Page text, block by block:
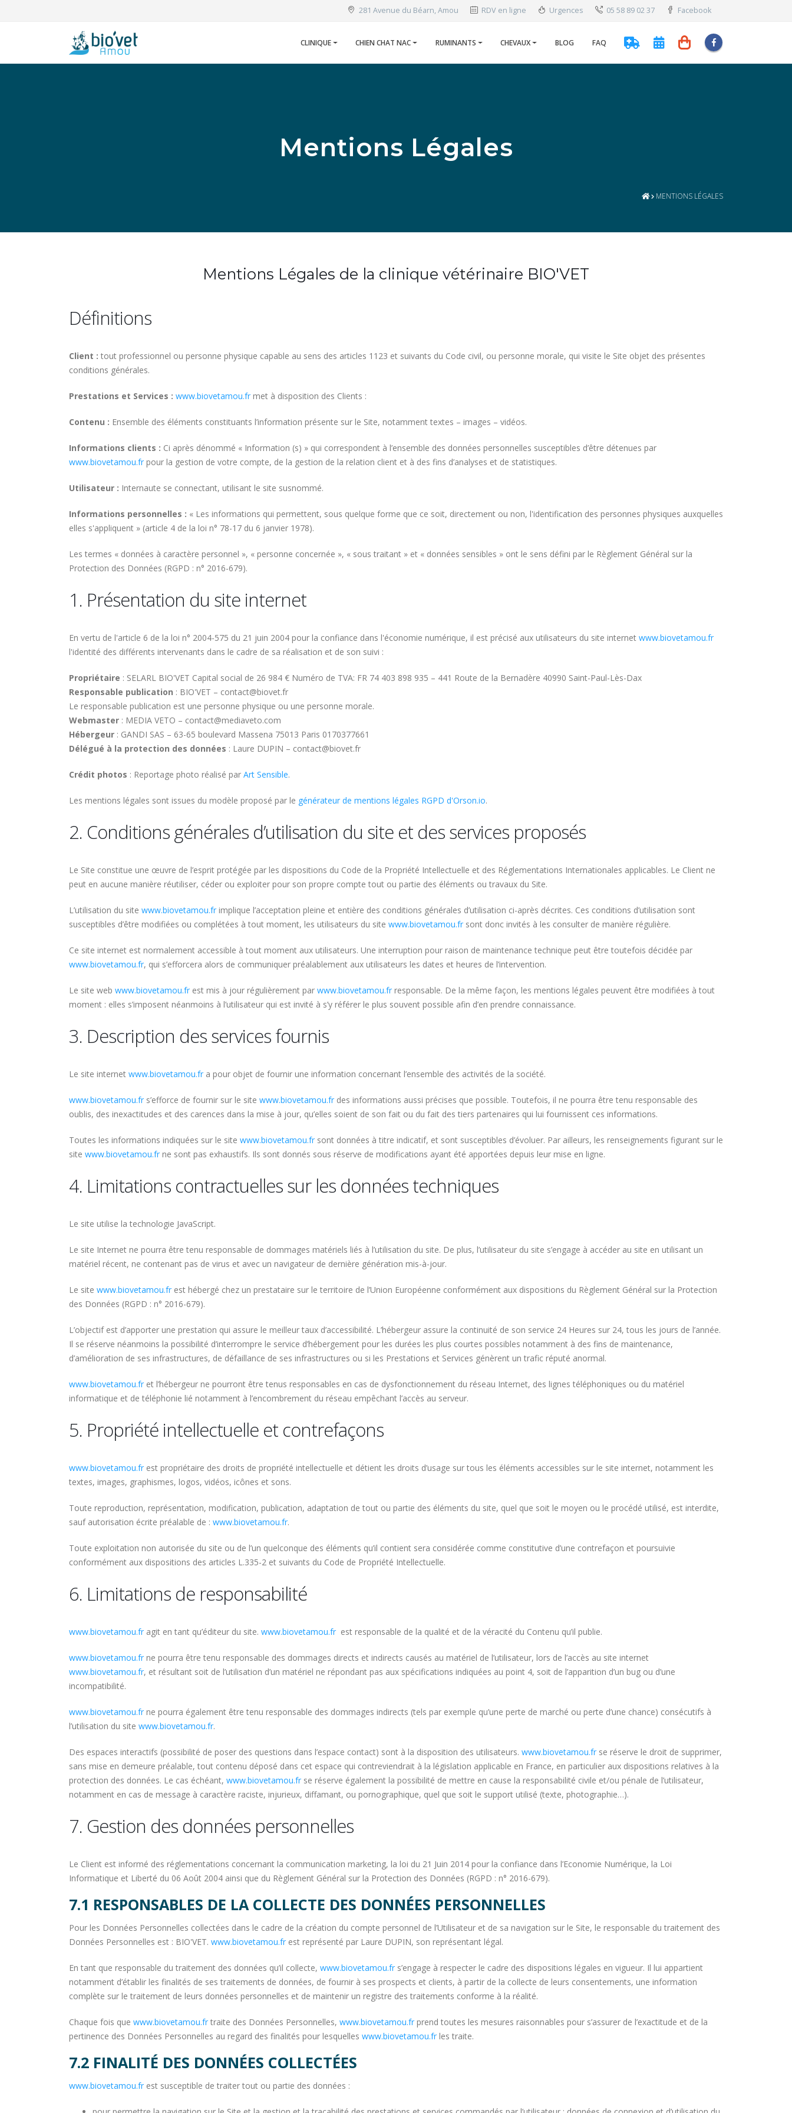
281 Avenue du Béarn, Amou RDV en ligne Urgences 05 58 89 02 37 Facebook
CLINIQUE CHIEN CHAT NAC RUMINANTS CHEVAUX BLOG FAQ
Mentions Légales
MENTIONS LÉGALES
Mentions Légales de la clinique vétérinaire BIO'VET
Définitions
Client : tout professionnel ou personne physique capable au sens des articles 1123 et suivants du Code civil, ou personne morale, qui visite le Site objet des présentes
conditions générales.
Prestations et Services : www.biovetamou.fr met à disposition des Clients :
Contenu : Ensemble des éléments constituants l’information présente sur le Site, notamment textes – images – vidéos.
Informations clients : Ci après dénommé « Information (s) » qui correspondent à l’ensemble des données personnelles susceptibles d’être détenues par
www.biovetamou.fr pour la gestion de votre compte, de la gestion de la relation client et à des fins d’analyses et de statistiques.
Utilisateur : Internaute se connectant, utilisant le site susnommé.
Informations personnelles : « Les informations qui permettent, sous quelque forme que ce soit, directement ou non, l'identification des personnes physiques auxquelles
elles s'appliquent » (article 4 de la loi n° 78-17 du 6 janvier 1978).
Les termes « données à caractère personnel », « personne concernée », « sous traitant » et « données sensibles » ont le sens défini par le Règlement Général sur la
Protection des Données (RGPD : n° 2016-679).
1. Présentation du site internet
En vertu de l'article 6 de la loi n° 2004-575 du 21 juin 2004 pour la confiance dans l'économie numérique, il est précisé aux utilisateurs du site internet www.biovetamou.fr
l'identité des différents intervenants dans le cadre de sa réalisation et de son suivi :
Propriétaire : SELARL BIO'VET Capital social de 26 984 € Numéro de TVA: FR 74 403 898 935 – 441 Route de la Bernadère 40990 Saint-Paul-Lès-Dax
Responsable publication : BIO'VET – contact@biovet.fr
Le responsable publication est une personne physique ou une personne morale.
Webmaster : MEDIA VETO – contact@mediaveto.com
Hébergeur : GANDI SAS – 63-65 boulevard Massena 75013 Paris 0170377661
Délégué à la protection des données : Laure DUPIN – contact@biovet.fr
Crédit photos : Reportage photo réalisé par Art Sensible.
Les mentions légales sont issues du modèle proposé par le générateur de mentions légales RGPD d'Orson.io.
2. Conditions générales d’utilisation du site et des services proposés
Le Site constitue une œuvre de l’esprit protégée par les dispositions du Code de la Propriété Intellectuelle et des Réglementations Internationales applicables. Le Client ne
peut en aucune manière réutiliser, céder ou exploiter pour son propre compte tout ou partie des éléments ou travaux du Site.
L’utilisation du site www.biovetamou.fr implique l’acceptation pleine et entière des conditions générales d’utilisation ci-après décrites. Ces conditions d’utilisation sont
susceptibles d’être modifiées ou complétées à tout moment, les utilisateurs du site www.biovetamou.fr sont donc invités à les consulter de manière régulière.
Ce site internet est normalement accessible à tout moment aux utilisateurs. Une interruption pour raison de maintenance technique peut être toutefois décidée par
www.biovetamou.fr, qui s’efforcera alors de communiquer préalablement aux utilisateurs les dates et heures de l’intervention.
Le site web www.biovetamou.fr est mis à jour régulièrement par www.biovetamou.fr responsable. De la même façon, les mentions légales peuvent être modifiées à tout
moment : elles s’imposent néanmoins à l’utilisateur qui est invité à s’y référer le plus souvent possible afin d’en prendre connaissance.
3. Description des services fournis
Le site internet www.biovetamou.fr a pour objet de fournir une information concernant l’ensemble des activités de la société.
www.biovetamou.fr s’efforce de fournir sur le site www.biovetamou.fr des informations aussi précises que possible. Toutefois, il ne pourra être tenu responsable des
oublis, des inexactitudes et des carences dans la mise à jour, qu’elles soient de son fait ou du fait des tiers partenaires qui lui fournissent ces informations.
Toutes les informations indiquées sur le site www.biovetamou.fr sont données à titre indicatif, et sont susceptibles d’évoluer. Par ailleurs, les renseignements figurant sur le
site www.biovetamou.fr ne sont pas exhaustifs. Ils sont donnés sous réserve de modifications ayant été apportées depuis leur mise en ligne.
4. Limitations contractuelles sur les données techniques
Le site utilise la technologie JavaScript.
Le site Internet ne pourra être tenu responsable de dommages matériels liés à l’utilisation du site. De plus, l’utilisateur du site s’engage à accéder au site en utilisant un
matériel récent, ne contenant pas de virus et avec un navigateur de dernière génération mis-à-jour.
Le site www.biovetamou.fr est hébergé chez un prestataire sur le territoire de l’Union Européenne conformément aux dispositions du Règlement Général sur la Protection
des Données (RGPD : n° 2016-679).
L’objectif est d’apporter une prestation qui assure le meilleur taux d’accessibilité. L’hébergeur assure la continuité de son service 24 Heures sur 24, tous les jours de l’année.
Il se réserve néanmoins la possibilité d’interrompre le service d’hébergement pour les durées les plus courtes possibles notamment à des fins de maintenance,
d’amélioration de ses infrastructures, de défaillance de ses infrastructures ou si les Prestations et Services génèrent un trafic réputé anormal.
www.biovetamou.fr et l’hébergeur ne pourront être tenus responsables en cas de dysfonctionnement du réseau Internet, des lignes téléphoniques ou du matériel
informatique et de téléphonie lié notamment à l’encombrement du réseau empêchant l’accès au serveur.
5. Propriété intellectuelle et contrefaçons
www.biovetamou.fr est propriétaire des droits de propriété intellectuelle et détient les droits d’usage sur tous les éléments accessibles sur le site internet, notamment les
textes, images, graphismes, logos, vidéos, icônes et sons.
Toute reproduction, représentation, modification, publication, adaptation de tout ou partie des éléments du site, quel que soit le moyen ou le procédé utilisé, est interdite,
sauf autorisation écrite préalable de : www.biovetamou.fr.
Toute exploitation non autorisée du site ou de l’un quelconque des éléments qu’il contient sera considérée comme constitutive d’une contrefaçon et poursuivie
conformément aux dispositions des articles L.335-2 et suivants du Code de Propriété Intellectuelle.
6. Limitations de responsabilité
www.biovetamou.fr agit en tant qu’éditeur du site. www.biovetamou.fr est responsable de la qualité et de la véracité du Contenu qu’il publie.
www.biovetamou.fr ne pourra être tenu responsable des dommages directs et indirects causés au matériel de l’utilisateur, lors de l’accès au site internet
www.biovetamou.fr, et résultant soit de l’utilisation d’un matériel ne répondant pas aux spécifications indiquées au point 4, soit de l’apparition d’un bug ou d’une
incompatibilité.
www.biovetamou.fr ne pourra également être tenu responsable des dommages indirects (tels par exemple qu’une perte de marché ou perte d’une chance) consécutifs à
l’utilisation du site www.biovetamou.fr.
Des espaces interactifs (possibilité de poser des questions dans l’espace contact) sont à la disposition des utilisateurs. www.biovetamou.fr se réserve le droit de supprimer,
sans mise en demeure préalable, tout contenu déposé dans cet espace qui contreviendrait à la législation applicable en France, en particulier aux dispositions relatives à la
protection des données. Le cas échéant, www.biovetamou.fr se réserve également la possibilité de mettre en cause la responsabilité civile et/ou pénale de l’utilisateur,
notamment en cas de message à caractère raciste, injurieux, diffamant, ou pornographique, quel que soit le support utilisé (texte, photographie…).
7. Gestion des données personnelles
Le Client est informé des réglementations concernant la communication marketing, la loi du 21 Juin 2014 pour la confiance dans l’Economie Numérique, la Loi
Informatique et Liberté du 06 Août 2004 ainsi que du Règlement Général sur la Protection des Données (RGPD : n° 2016-679).
7.1 RESPONSABLES DE LA COLLECTE DES DONNÉES PERSONNELLES
Pour les Données Personnelles collectées dans le cadre de la création du compte personnel de l’Utilisateur et de sa navigation sur le Site, le responsable du traitement des
Données Personnelles est : BIO'VET. www.biovetamou.fr est représenté par Laure DUPIN, son représentant légal.
En tant que responsable du traitement des données qu’il collecte, www.biovetamou.fr s’engage à respecter le cadre des dispositions légales en vigueur. Il lui appartient
notamment d’établir les finalités de ses traitements de données, de fournir à ses prospects et clients, à partir de la collecte de leurs consentements, une information
complète sur le traitement de leurs données personnelles et de maintenir un registre des traitements conforme à la réalité.
Chaque fois que www.biovetamou.fr traite des Données Personnelles, www.biovetamou.fr prend toutes les mesures raisonnables pour s’assurer de l’exactitude et de la
pertinence des Données Personnelles au regard des finalités pour lesquelles www.biovetamou.fr les traite.
7.2 FINALITÉ DES DONNÉES COLLECTÉES
www.biovetamou.fr est susceptible de traiter tout ou partie des données :